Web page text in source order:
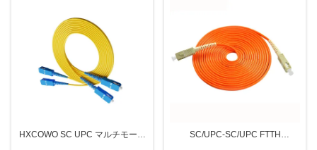
HXCOWO SC UPC マルチモード
SC/UPC-SC/UPC FTTH